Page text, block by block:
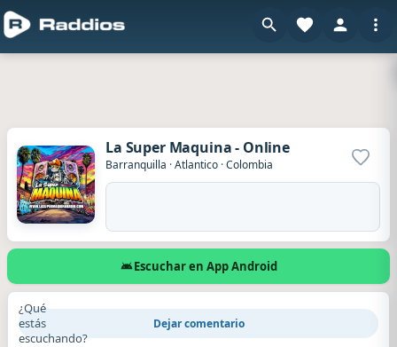
La Super Maquina - Online
Barranquilla ·Atlantico ·Colombia
Escuchar en App Android
¿Qué
estás
escuchando?
Dejar comentario